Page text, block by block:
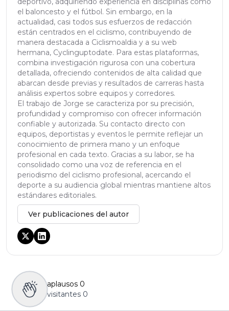
el baloncesto y el fútbol. Sin embargo, en la
actualidad, casi todos sus esfuerzos de redacción
están centrados en el ciclismo, contribuyendo de
manera destacada a Ciclismoaldia y a su web
hermana, Cyclinguptodate. Para estas plataformas,
combina investigación rigurosa con una cobertura
detallada, ofreciendo contenidos de alta calidad que
abarcan desde previas y resultados de carreras hasta
análisis expertos sobre equipos y corredores.
El trabajo de Jorge se caracteriza por su precisión,
profundidad y compromiso con ofrecer información
confiable y autorizada. Su contacto directo con
equipos, deportistas y eventos le permite reflejar un
conocimiento de primera mano y un enfoque
profesional en cada texto. Gracias a su labor, se ha
consolidado como una voz de referencia en el
periodismo del ciclismo profesional, acercando el
deporte a su audiencia global mientras mantiene altos
estándares editoriales.
Ver publicaciones del autor
aplausos 0
visitantes 0